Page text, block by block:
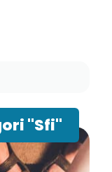
"Sfi"